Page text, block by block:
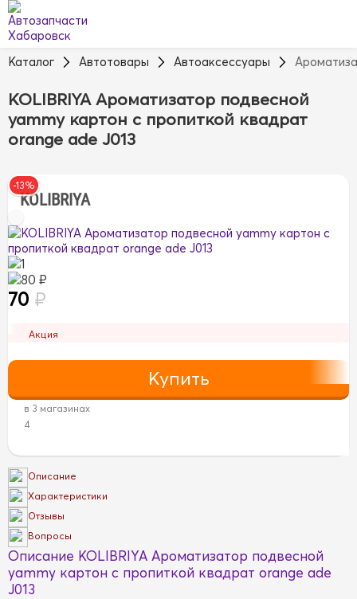
Каталог Автотовары Автоаксессуары
KOLIBRIYA Ароматизатор подвесной
yammy картон с пропиткой квадрат
orange ade J013
KOLIBRIYA
-13%
1
80 ₽
70 ₽
Акция
в 3 магазинах
4
Описание
Характеристики
Отзывы
Вопросы
Описание KOLIBRIYA Ароматизатор подвесной
yammy картон с пропиткой квадрат orange ade
J013